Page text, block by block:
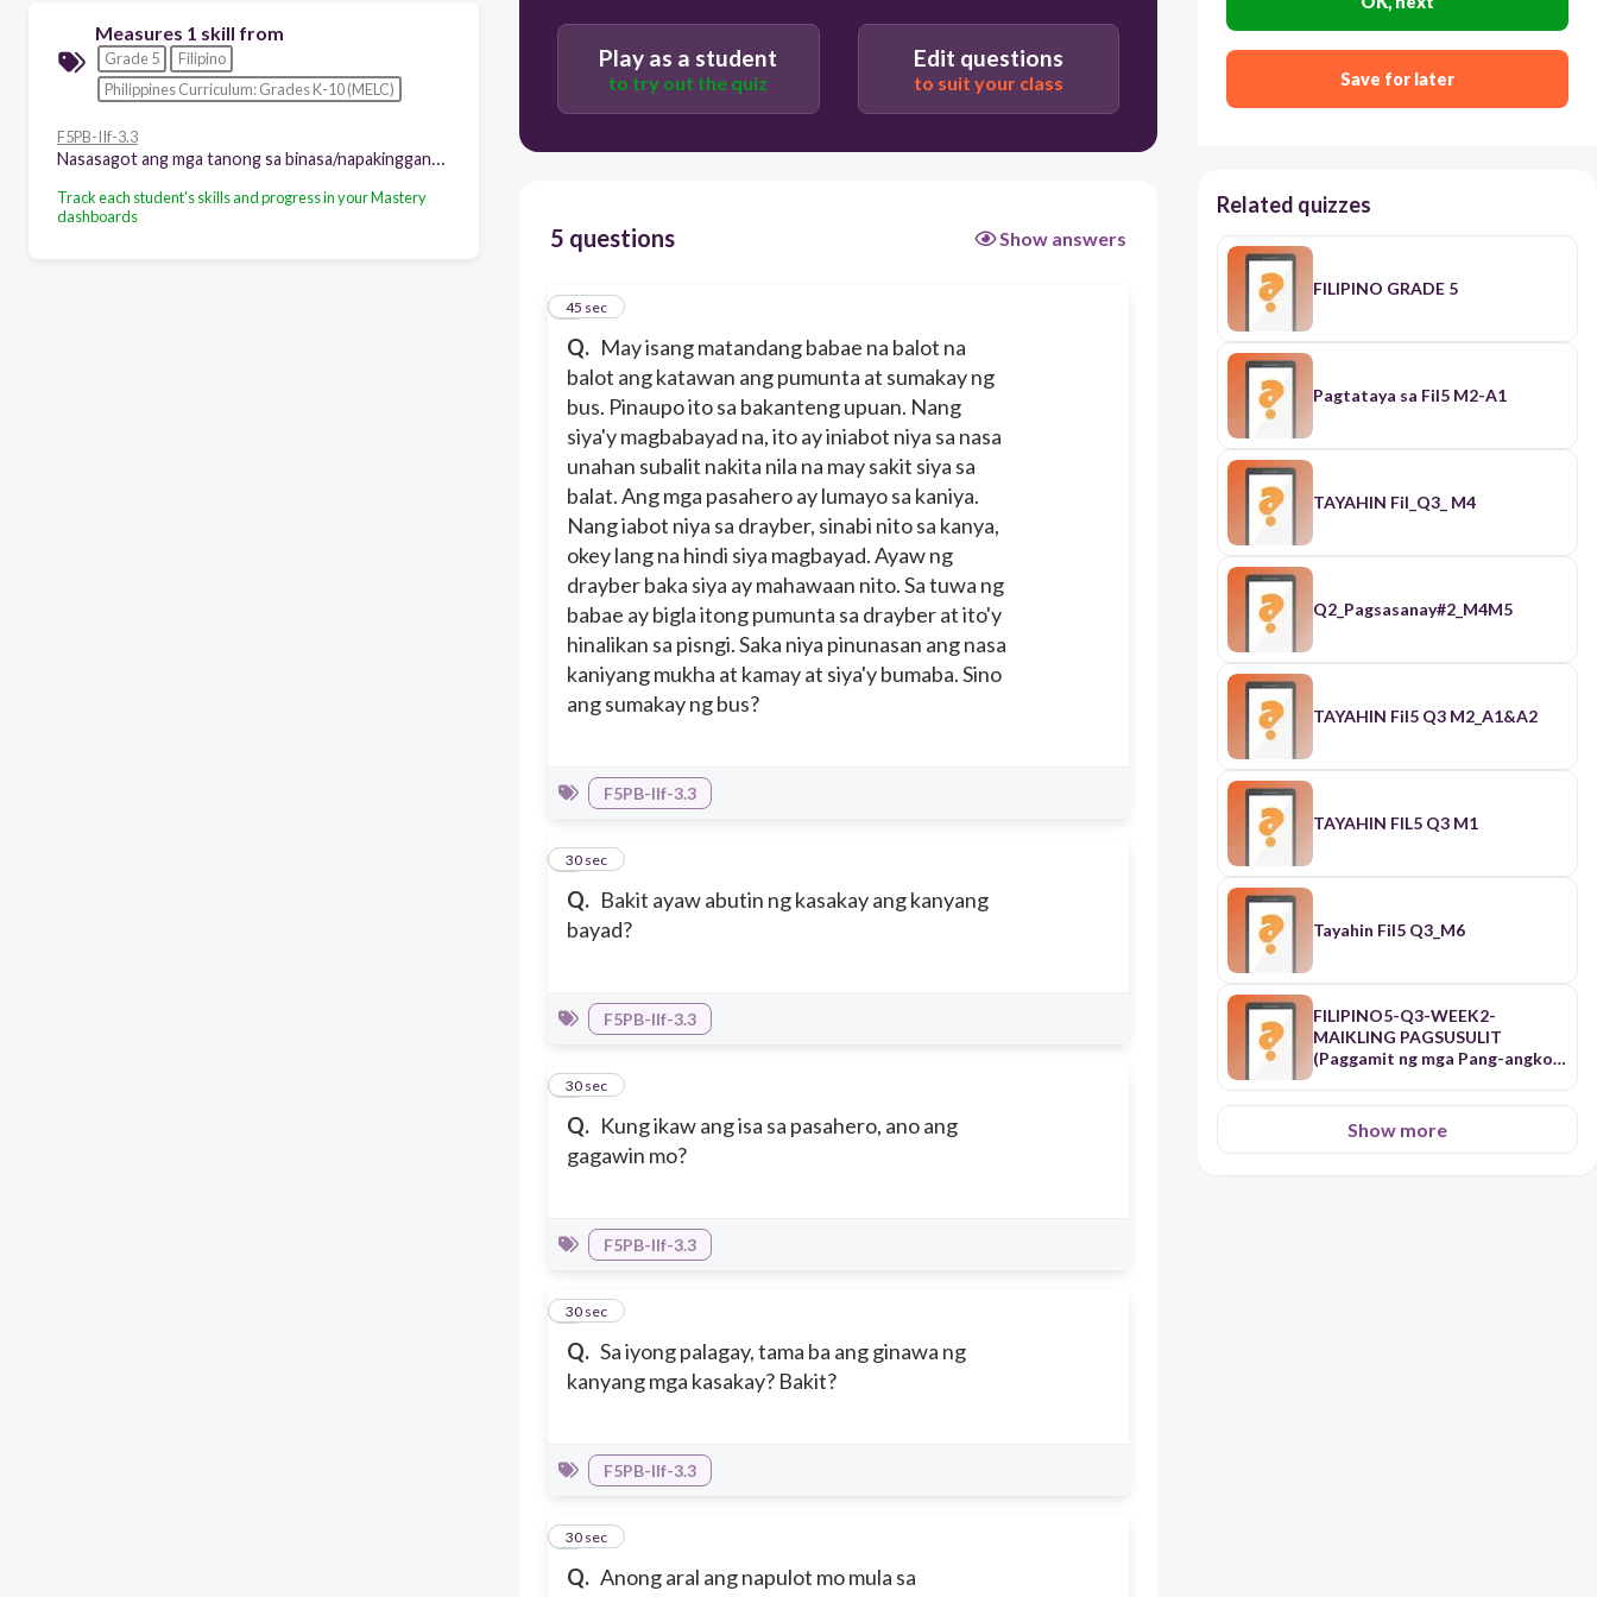
Measures 1 skill from
Grade 5
Filipino
Philippines Curriculum: Grades K-10 (MELC)
F5PB-IIf-3.3
Track each student's skills and progress in your Mastery
dashboards
Play as a student
to try out the quiz
Edit questions
to suit your class
5 questions Show answers
Q. May isang matandang babae na balot na
balot ang katawan ang pumunta at sumakay ng
bus. Pinaupo ito sa bakanteng upuan. Nang
siya'y magbabayad na, ito ay iniabot niya sa nasa
unahan subalit nakita nila na may sakit siya sa
balat. Ang mga pasahero ay lumayo sa kaniya.
Nang iabot niya sa drayber, sinabi nito sa kanya,
okey lang na hindi siya magbayad. Ayaw ng
drayber baka siya ay mahawaan nito. Sa tuwa ng
babae ay bigla itong pumunta sa drayber at ito'y
hinalikan sa pisngi. Saka niya pinunasan ang nasa
kaniyang mukha at kamay at siya'y bumaba. Sino
ang sumakay ng bus?
1
45 sec
F5PB-IIf-3.3
Q. Bakit ayaw abutin ng kasakay ang kanyang
bayad?
2
30 sec
F5PB-IIf-3.3
Q. Kung ikaw ang isa sa pasahero, ano ang
gagawin mo?
3
30 sec
F5PB-IIf-3.3
Q. Sa iyong palagay, tama ba ang ginawa ng
kanyang mga kasakay? Bakit?
4
30 sec
F5PB-IIf-3.3
Q. Anong aral ang napulot mo mula sa
5
30 sec
Save for later
Related quizzes
FILIPINO GRADE 5
Pagtataya sa Fil5 M2-A1
TAYAHIN Fil_Q3_ M4
Q2_Pagsasanay#2_M4M5
TAYAHIN Fil5 Q3 M2_A1&A2
TAYAHIN FIL5 Q3 M1
Tayahin Fil5 Q3_M6
FILIPINO5-Q3-WEEK2-
MAIKLING PAGSUSULIT
(Paggamit ng mga Pang-angkop
at Pagsunod-sunod ng mg
Pangyayari)
Show more